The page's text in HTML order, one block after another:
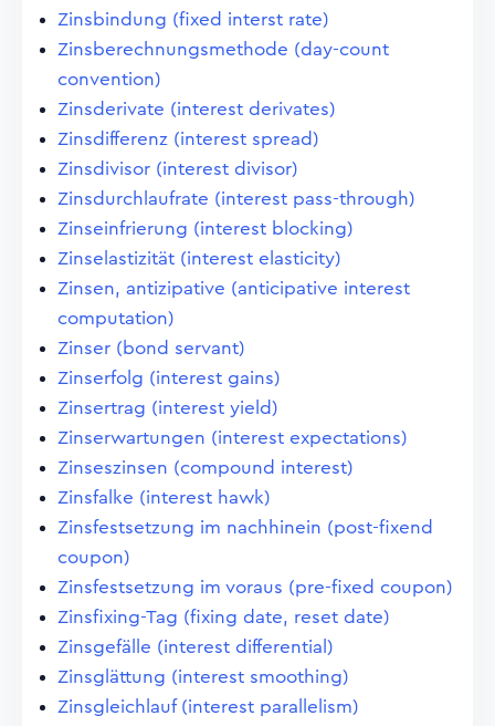
Zinsbindung (fixed interst rate)
Zinsberechnungsmethode (day-count
convention)
Zinsderivate (interest derivates)
Zinsdifferenz (interest spread)
Zinsdivisor (interest divisor)
Zinsdurchlaufrate (interest pass-through)
Zinseinfrierung (interest blocking)
Zinselastizität (interest elasticity)
Zinsen, antizipative (anticipative interest
computation)
Zinser (bond servant)
Zinserfolg (interest gains)
Zinsertrag (interest yield)
Zinserwartungen (interest expectations)
Zinseszinsen (compound interest)
Zinsfalke (interest hawk)
Zinsfestsetzung im nachhinein (post-fixend
coupon)
Zinsfestsetzung im voraus (pre-fixed coupon)
Zinsfixing-Tag (fixing date, reset date)
Zinsgefälle (interest differential)
Zinsglättung (interest smoothing)
Zinsgleichlauf (interest parallelism)